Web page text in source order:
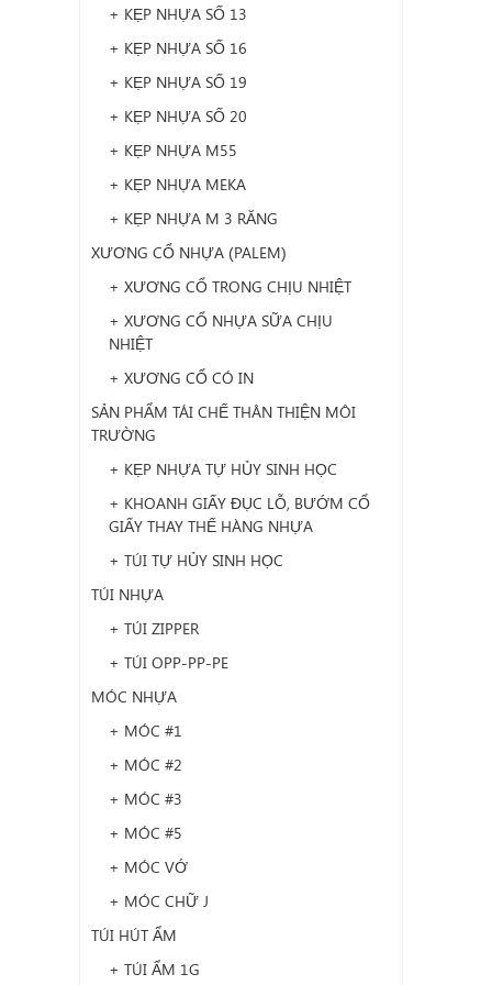
+ KẸP NHỰA SỐ 13
+ KẸP NHỰA SỐ 16
+ KẸP NHỰA SỐ 19
+ KẸP NHỰA SỐ 20
+ KẸP NHỰA M55
+ KẸP NHỰA MEKA
+ KẸP NHỰA M 3 RĂNG
XƯƠNG CỔ NHỰA (PALEM)
+ XƯƠNG CỔ TRONG CHỊU NHIỆT
+ XƯƠNG CỔ NHỰA SỮA CHỊU
NHIỆT
+ XƯƠNG CỔ CÓ IN
SẢN PHẨM TÁI CHẾ THÂN THIỆN MÔI
TRƯỜNG
+ KẸP NHỰA TỰ HỦY SINH HỌC
+ KHOANH GIẤY ĐỤC LỖ, BƯỚM CỔ
GIẤY THAY THẾ HÀNG NHỰA
+ TÚI TỰ HỦY SINH HỌC
TÚI NHỰA
+ TÚI ZIPPER
+ TÚI OPP-PP-PE
MÓC NHỰA
+ MÓC #1
+ MÓC #2
+ MÓC #3
+ MÓC #5
+ MÓC VỚ
+ MÓC CHỮ J
TÚI HÚT ẨM
+ TÚI ẨM 1G